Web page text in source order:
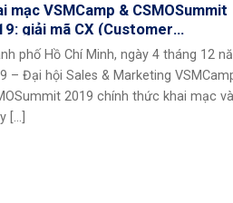
mạc VSMCamp & CSMOSummit
giải mã CX (Customer
– cách thương hiệu
trái tim khách hàng
phố Hồ Chí Minh, ngày 4 tháng 12
– Đại hội Sales & Marketing
2019 chính thức khai mạc
[...]